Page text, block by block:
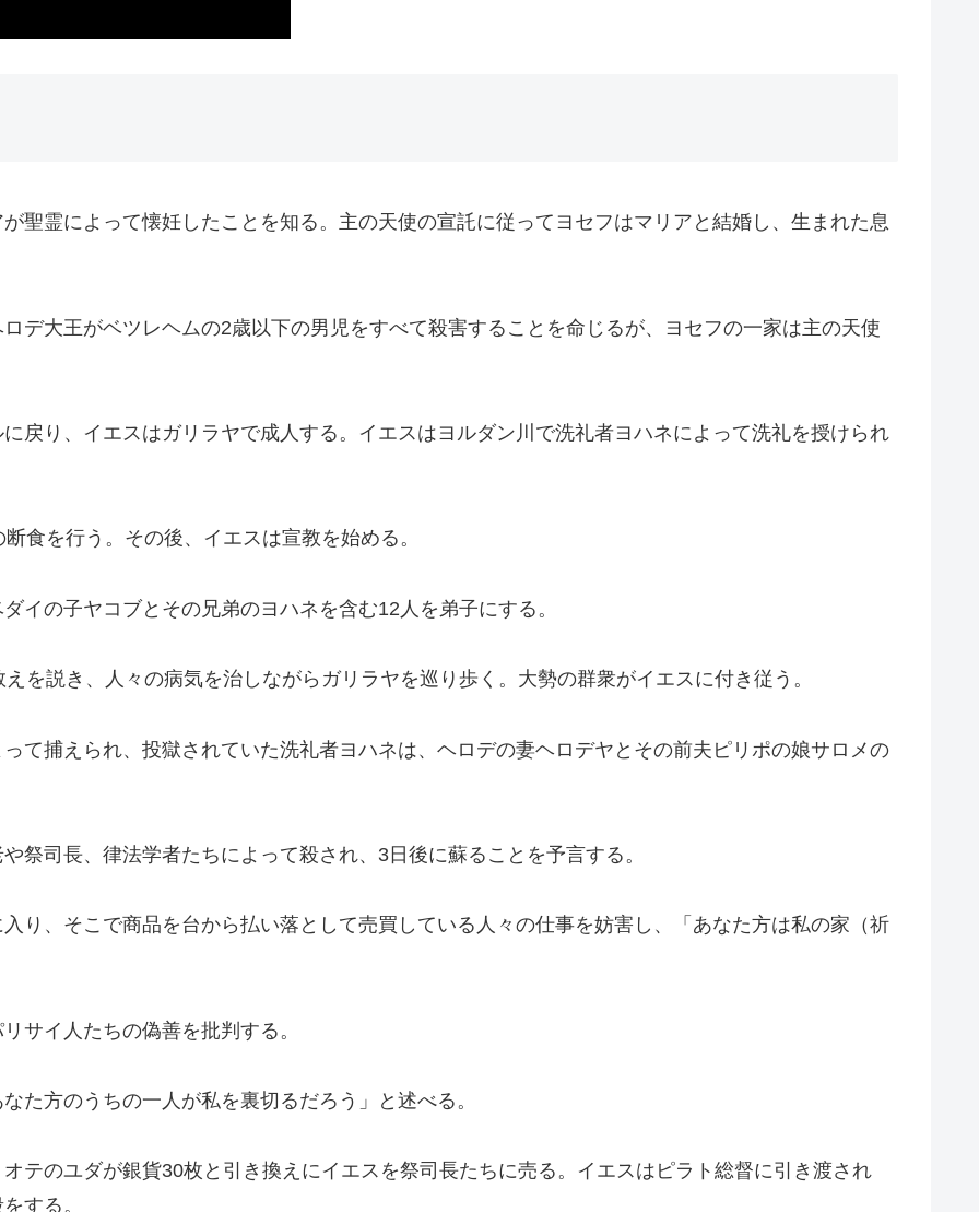
聖霊によって懐妊したことを知る。主の天使の宣託に従ってヨセフはマリアと結婚し、生まれた息
デ大王がベツレヘムの2歳以下の男児をすべて殺害することを命じるが、ヨセフの一家は主の天使
戻り、イエスはガリラヤで成人する。イエスはヨルダン川で洗礼者ヨハネによって洗礼を授けられ
食を行う。その後、イエスは宣教を始める。
イの子ヤコブとその兄弟のヨハネを含む12人を弟子にする。
を説き、人々の病気を治しながらガリラヤを巡り歩く。大勢の群衆がイエスに付き従う。
て捕えられ、投獄されていた洗礼者ヨハネは、ヘロデの妻ヘロデヤとその前夫ピリポの娘サロメの
祭司長、律法学者たちによって殺され、3日後に蘇ることを予言する。
り、そこで商品を台から払い落として売買している人々の仕事を妨害し、「あなた方は私の家（祈
サイ人たちの偽善を批判する。
た方のうちの一人が私を裏切るだろう」と述べる。
テのユダが銀貨30枚と引き換えにイエスを祭司長たちに売る。イエスはピラト総督に引き渡され
する。